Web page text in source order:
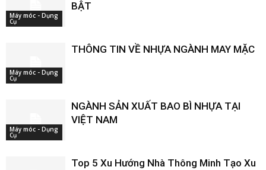
Máy móc - Dụng
Cụ
BẬT
Máy móc - Dụng
Cụ
THÔNG TIN VỀ NHỰA NGÀNH MAY MẶC
Máy móc - Dụng
Cụ
NGÀNH SẢN XUẤT BAO BÌ NHỰA TẠI
VIỆT NAM
Top 5 Xu Hướng Nhà Thông Minh Tạo Xu